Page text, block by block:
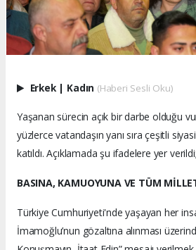
Erkek Kadın (Haberi Sesli Oku)
Yaşanan sürecin açık bir darbe olduğu
yüzlerce vatandaşın yanı sıra çeşitli
katıldı. Açıklamada şu ifadelere yer verildi;
BASINA, KAMUOYUNA VE TÜM
Türkiye Cumhuriyeti'nde yaşayan her
İmamoğlu’nun gözaltına alınması